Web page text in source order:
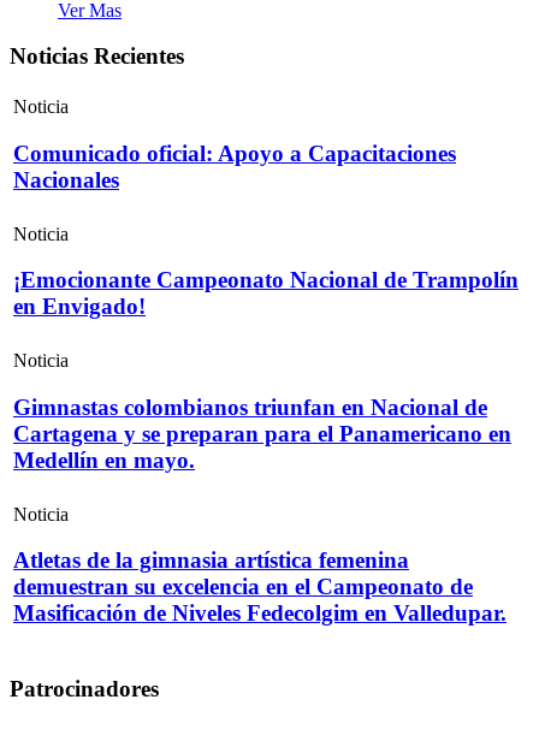
Ver Mas
Noticias Recientes
Noticia
Comunicado oficial: Apoyo a Capacitaciones
Nacionales
Noticia
¡Emocionante Campeonato Nacional de Trampolín
en Envigado!
Noticia
Gimnastas colombianos triunfan en Nacional de
Cartagena y se preparan para el Panamericano en
Medellín en mayo.
Noticia
Atletas de la gimnasia artística femenina
demuestran su excelencia en el Campeonato de
Masificación de Niveles Fedecolgim en Valledupar.
Patrocinadores